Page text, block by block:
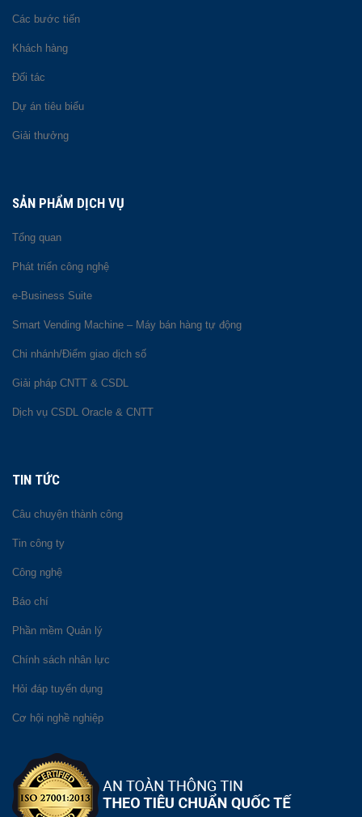
Các bước tiến
Khách hàng
Đối tác
Dự án tiêu biểu
Giải thưởng
SẢN PHẨM DỊCH VỤ
Tổng quan
Phát triển công nghệ
e-Business Suite
Smart Vending Machine – Máy bán hàng tự động
Chi nhánh/Điểm giao dịch số
Giải pháp CNTT & CSDL
Dịch vụ CSDL Oracle & CNTT
TIN TỨC
Câu chuyện thành công
Tin công ty
Công nghệ
Báo chí
Phần mềm Quản lý
Chính sách nhân lực
Hỏi đáp tuyển dụng
Cơ hội nghề nghiệp